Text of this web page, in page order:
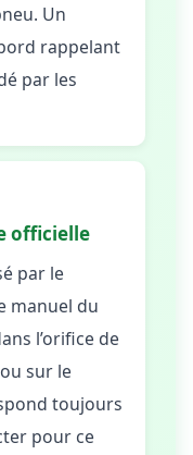
Un
rappelant
par les
officielle
par le
manuel du
l’orifice de
sur le
toujours
pour ce